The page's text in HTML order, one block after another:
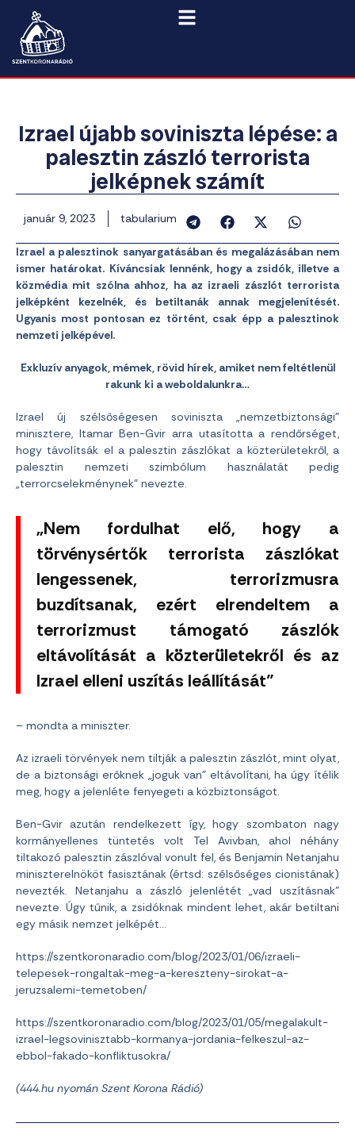
Izrael újabb soviniszta lépése: a
palesztin zászló terrorista
jelképnek számít
január 9, 2023 tabularium
Izrael a palesztinok sanyargatásában és megalázásában nem
ismer határokat. Kíváncsiak lennénk, hogy a zsidók, illetve a
közmédia mit szólna ahhoz, ha az izraeli zászlót terrorista
jelképként kezelnék, és betiltanák annak megjelenítését.
Ugyanis most pontosan ez történt, csak épp a palesztinok
nemzeti jelképével.
Exkluzív anyagok, mémek, rövid hírek, amiket nem feltétlenül
rakunk ki a weboldalunkra…
Izrael új szélsőségesen soviniszta „nemzetbiztonsági”
minisztere, Itamar Ben-Gvir arra utasította a rendőrséget,
hogy távolítsák el a palesztin zászlókat a közterületekről, a
palesztin nemzeti szimbólum használatát pedig
„terrorcselekménynek” nevezte.
„Nem fordulhat elő, hogy a
törvénysértők terrorista zászlókat
lengessenek, terrorizmusra
buzdítsanak, ezért elrendeltem a
terrorizmust támogató zászlók
eltávolítását a közterületekről és az
Izrael elleni uszítás leállítását”
– mondta a miniszter.
Az izraeli törvények nem tiltják a palesztin zászlót, mint olyat,
de a biztonsági erőknek „joguk van” eltávolítani, ha úgy ítélik
meg, hogy a jelenléte fenyegeti a közbiztonságot.
Ben-Gvir azután rendelkezett így, hogy szombaton nagy
kormányellenes tüntetés volt Tel Avivban, ahol néhány
tiltakozó palesztin zászlóval vonult fel, és Benjamin Netanjahu
miniszterelnököt fasisztának (értsd: szélsőséges cionistának)
nevezték. Netanjahu a zászló jelenlétét „vad uszításnak”
nevezte. Úgy tűnik, a zsidóknak mindent lehet, akár betiltani
egy másik nemzet jelképét…
https://szentkoronaradio.com/blog/2023/01/06/izraeli-
telepesek-rongaltak-meg-a-kereszteny-sirokat-a-
jeruzsalemi-temetoben/
https://szentkoronaradio.com/blog/2023/01/05/megalakult-
izrael-legsovinisztabb-kormanya-jordania-felkeszul-az-
ebbol-fakado-konfliktusokra/
(444.hu nyomán Szent Korona Rádió)